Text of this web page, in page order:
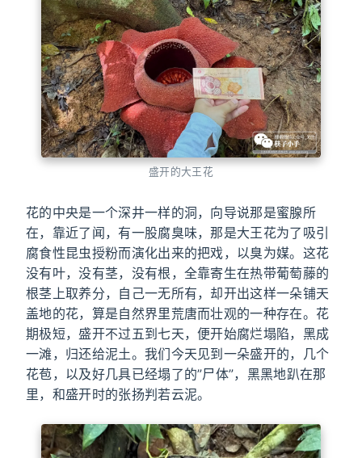
盛开的大王花
花的中央是一个深井一样的洞，向导说那是蜜腺所
在，靠近了闻，有一股腐臭味，那是大王花为了吸引
腐食性昆虫授粉而演化出来的把戏，以臭为媒。这花
没有叶，没有茎，没有根，全靠寄生在热带葡萄藤的
根茎上取养分，自己一无所有，却开出这样一朵铺天
盖地的花，算是自然界里荒唐而壮观的一种存在。花
期极短，盛开不过五到七天，便开始腐烂塌陷，黑成
一滩，归还给泥土。我们今天见到一朵盛开的，几个
花苞，以及好几具已经塌了的”尸体”，黑黑地趴在那
里，和盛开时的张扬判若云泥。